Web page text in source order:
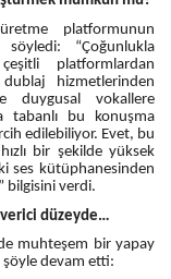
platformunun
“Çoğunlukla
platformlardan
hizmetlerinden
duygusal vokallere
tabanlı bu konuşma
edilebiliyor. Evet, bu
bir şekilde yüksek
ses kütüphanesinden
bilgisini verdi.
düzeyde…
muhteşem bir yapay
şöyle devam etti: